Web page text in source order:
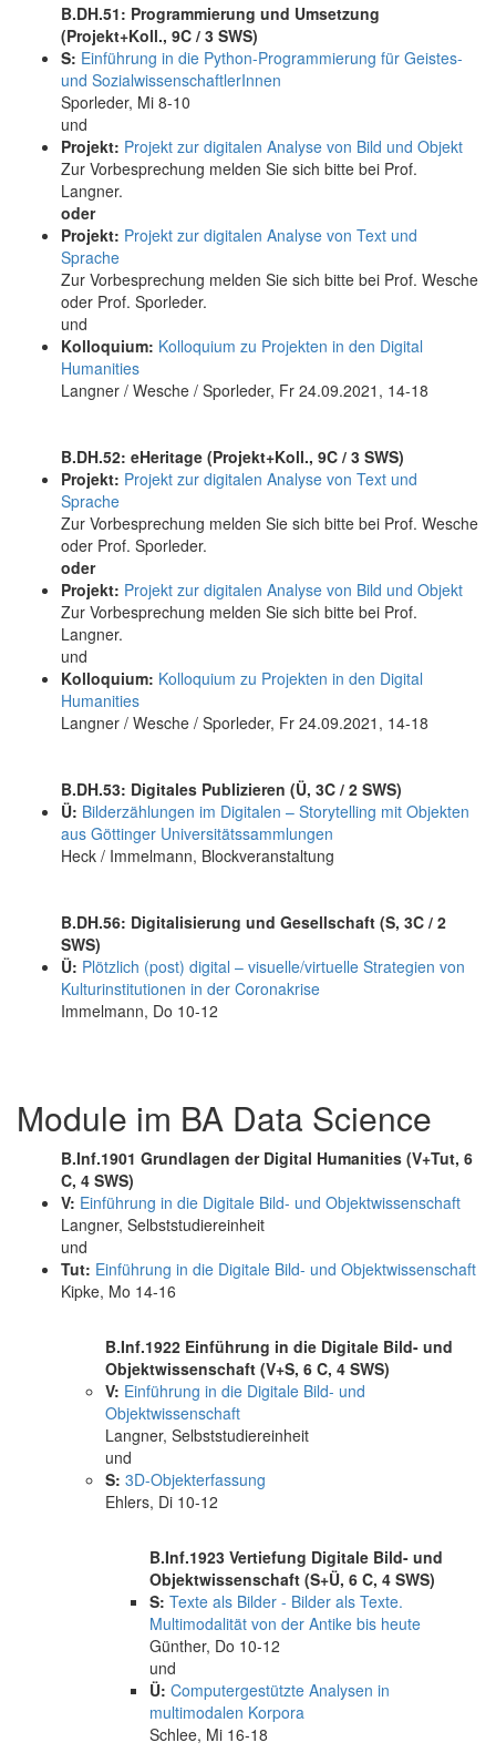
B.DH.51: Programmierung und Umsetzung
(Projekt+Koll., 9C / 3 SWS)
S: Einführung in die Python-Programmierung für Geistes-
und SozialwissenschaftlerInnen
Sporleder, Mi 8-10
und
Projekt: Projekt zur digitalen Analyse von Bild und Objekt
Zur Vorbesprechung melden Sie sich bitte bei Prof.
Langner.
oder
Projekt: Projekt zur digitalen Analyse von Text und
Sprache
Zur Vorbesprechung melden Sie sich bitte bei Prof. Wesche
oder Prof. Sporleder.
und
Kolloquium: Kolloquium zu Projekten in den Digital
Humanities
Langner / Wesche / Sporleder, Fr 24.09.2021, 14-18
B.DH.52: eHeritage (Projekt+Koll., 9C / 3 SWS)
Projekt: Projekt zur digitalen Analyse von Text und
Sprache
Zur Vorbesprechung melden Sie sich bitte bei Prof. Wesche
oder Prof. Sporleder.
oder
Projekt: Projekt zur digitalen Analyse von Bild und Objekt
Zur Vorbesprechung melden Sie sich bitte bei Prof.
Langner.
und
Kolloquium: Kolloquium zu Projekten in den Digital
Humanities
Langner / Wesche / Sporleder, Fr 24.09.2021, 14-18
B.DH.53: Digitales Publizieren (Ü, 3C / 2 SWS)
Ü: Bilderzählungen im Digitalen – Storytelling mit Objekten
aus Göttinger Universitätssammlungen
Heck / Immelmann, Blockveranstaltung
B.DH.56: Digitalisierung und Gesellschaft (S, 3C / 2
SWS)
Ü: Plötzlich (post) digital – visuelle/virtuelle Strategien von
Kulturinstitutionen in der Coronakrise
Immelmann, Do 10-12
Module im BA Data Science
B.Inf.1901 Grundlagen der Digital Humanities (V+Tut, 6
C, 4 SWS)
V: Einführung in die Digitale Bild- und Objektwissenschaft
Langner, Selbststudiereinheit
und
Tut: Einführung in die Digitale Bild- und Objektwissenschaft
Kipke, Mo 14-16
B.Inf.1922 Einführung in die Digitale Bild- und
Objektwissenschaft (V+S, 6 C, 4 SWS)
V: Einführung in die Digitale Bild- und
Objektwissenschaft
Langner, Selbststudiereinheit
und
S: 3D-Objekterfassung
Ehlers, Di 10-12
B.Inf.1923 Vertiefung Digitale Bild- und
Objektwissenschaft (S+Ü, 6 C, 4 SWS)
S: Texte als Bilder - Bilder als Texte.
Multimodalität von der Antike bis heute
Günther, Do 10-12
und
Ü: Computergestützte Analysen in
multimodalen Korpora
Schlee, Mi 16-18